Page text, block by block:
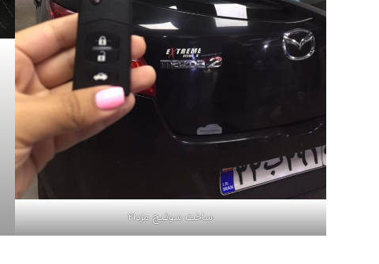
ساخت سوئیچ مزدا2